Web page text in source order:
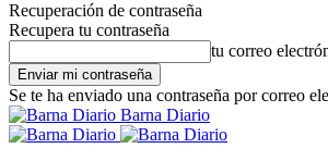
Recuperación de contraseña
Recupera tu contraseña
tu correo
Se te ha enviado una contraseña por correo
Barna Diario